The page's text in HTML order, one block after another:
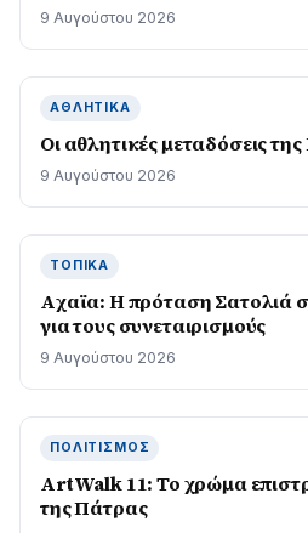
9 Αυγούστου 2026
ΑΘΛΗΤΙΚΆ
Οι αθλητικές μεταδόσεις
9 Αυγούστου 2026
ΤΟΠΙΚΆ
Aχαϊα: Η πρόταση Σατολιά
για τους συνεταιρισμούς
9 Αυγούστου 2026
ΠΟΛΙΤΙΣΜΌΣ
ArtWalk 11: Το χρώμα
της Πάτρας